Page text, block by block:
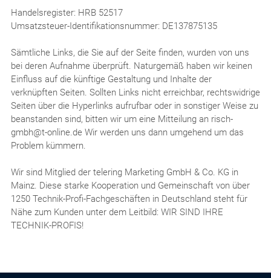
Handelsregister: HRB 52517
Umsatzsteuer-Identifikationsnummer: DE137875135
Sämtliche Links, die Sie auf der Seite finden, wurden von uns
bei deren Aufnahme überprüft. Naturgemäß haben wir keinen
Einfluss auf die künftige Gestaltung und Inhalte der
verknüpften Seiten. Sollten Links nicht erreichbar, rechtswidrige
Seiten über die Hyperlinks aufrufbar oder in sonstiger Weise zu
beanstanden sind, bitten wir um eine Mitteilung an risch-
gmbh@t-online.de Wir werden uns dann umgehend um das
Problem kümmern.
Wir sind Mitglied der telering Marketing GmbH & Co. KG in
Mainz. Diese starke Kooperation und Gemeinschaft von über
1250 Technik-Profi-Fachgeschäften in Deutschland steht für
Nähe zum Kunden unter dem Leitbild: WIR SIND IHRE
TECHNIK-PROFIS!